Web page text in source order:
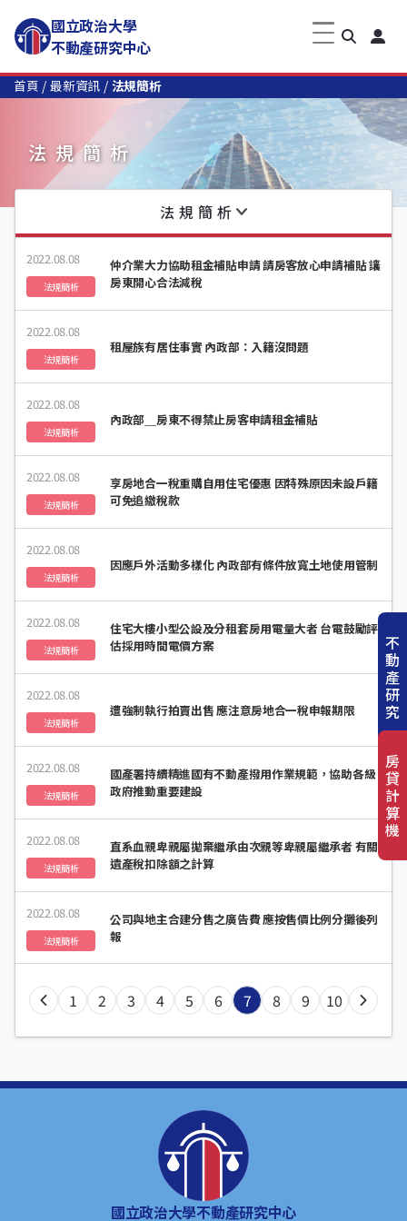
國立政治大學
不動產研究中心
首頁 最新資訊 法規簡析
法規簡析
法規簡析
2022.08.08
法規簡析
仲介業大力協助租金補貼申請 請房客放心申請補貼 讓
房東開心合法減稅
2022.08.08
法規簡析
租屋族有居住事實 內政部：入籍沒問題
2022.08.08
法規簡析
內政部＿房東不得禁止房客申請租金補貼
2022.08.08
法規簡析
享房地合一稅重購自用住宅優惠 因特殊原因未設戶籍
可免追繳稅款
2022.08.08
法規簡析
因應戶外活動多樣化 內政部有條件放寬土地使用管制
2022.08.08
法規簡析
住宅大樓小型公設及分租套房用電量大者 台電鼓勵評
估採用時間電價方案
2022.08.08
法規簡析
遭強制執行拍賣出售 應注意房地合一稅申報期限
2022.08.08
法規簡析
國產署持續精進國有不動產撥用作業規範，協助各級
政府推動重要建設
2022.08.08
法規簡析
直系血親卑親屬拋棄繼承由次親等卑親屬繼承者 有關
遺產稅扣除額之計算
2022.08.08
法規簡析
公司與地主合建分售之廣告費 應按售價比例分攤後列
報
1 2 3 4 5 6 7 8 9 10
國立政治大學不動產研究中心
不
動
產
研
究
房
貸
計
算
機